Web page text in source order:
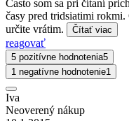
Často som sa pri čítaní
časy pred tridsiatimi
určite vrátim.
Čítať viac
reagovať
5 pozitívne hodnotenia5
1 negatívne hodnotenie1
Iva
Neoverený nákup